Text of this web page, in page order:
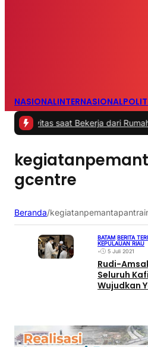
NASIONALINTERNASIONAL
saat Bekerja dari Rumah |#2 -
gcentre
Beranda/
BATAM BERITA
KEPULAUAN RIAU
•
5 Juli 2021
Rudi-
Seluruh
Wujudkan